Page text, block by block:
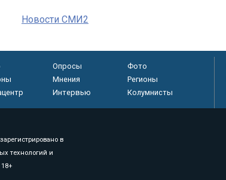
Новости СМИ2
Опросы
Фото
Мнения
Регионы
Интервью Колумнисты
в
технологий и